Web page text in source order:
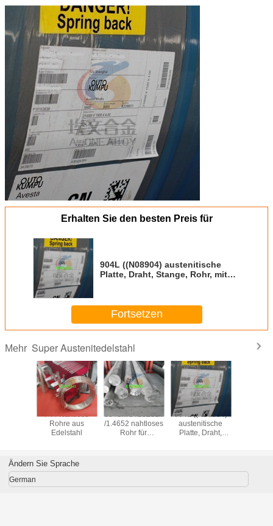
Erhalten Sie den besten Preis für
904L ((N08904) austenitische
Platte, Draht, Stange, Rohr, mit
Fortsetzen
Mehr Super Austenitedelstahl
F44 Nahtlose
Rohre aus
Edelstahl
654SMO /S32654
/1.4652 nahtloses
Rohr für
904L ((N08904)
austenitische
Platte, Draht,
Preis
Ändern Sie Sprache
German